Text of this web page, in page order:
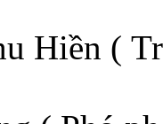
Hiền (